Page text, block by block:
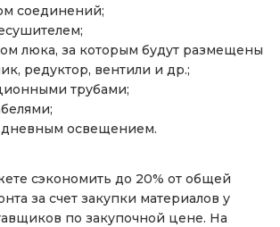
соединений;
люка, за которым будут размещены
редуктор, вентили и др.;
трубами;
освещением.
сэкономить до 20% от общей
за счет закупки материалов у
по закупочной цене. На